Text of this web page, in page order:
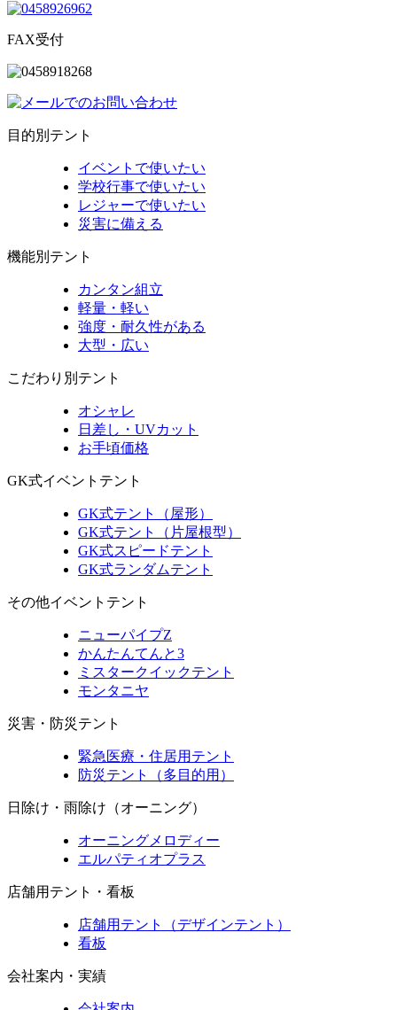
FAX受付
目的別テント
イベントで使いたい
学校行事で使いたい
レジャーで使いたい
災害に備える
機能別テント
カンタン組立
軽量・軽い
強度・耐久性がある
大型・広い
こだわり別テント
オシャレ
日差し・UVカット
お手頃価格
GK式イベントテント
GK式テント（屋形）
GK式テント（片屋根型）
GK式スピードテント
GK式ランダムテント
その他イベントテント
ニューパイプZ
かんたんてんと3
ミスタークイックテント
モンタニヤ
災害・防災テント
緊急医療・住居用テント
防災テント（多目的用）
日除け・雨除け（オーニング）
オーニングメロディー
エルパティオプラス
店舗用テント・看板
店舗用テント（デザインテント）
看板
会社案内・実績